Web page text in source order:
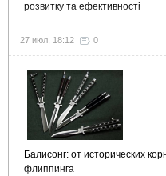
розвитку та ефективності
27 июл, 18:12 0
Балисонг: от исторических
флиппинга